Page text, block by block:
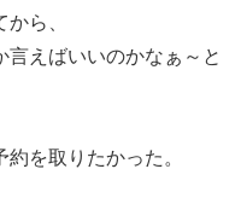
ら、
言えばいいのかなぁ～と
を取りたかった。